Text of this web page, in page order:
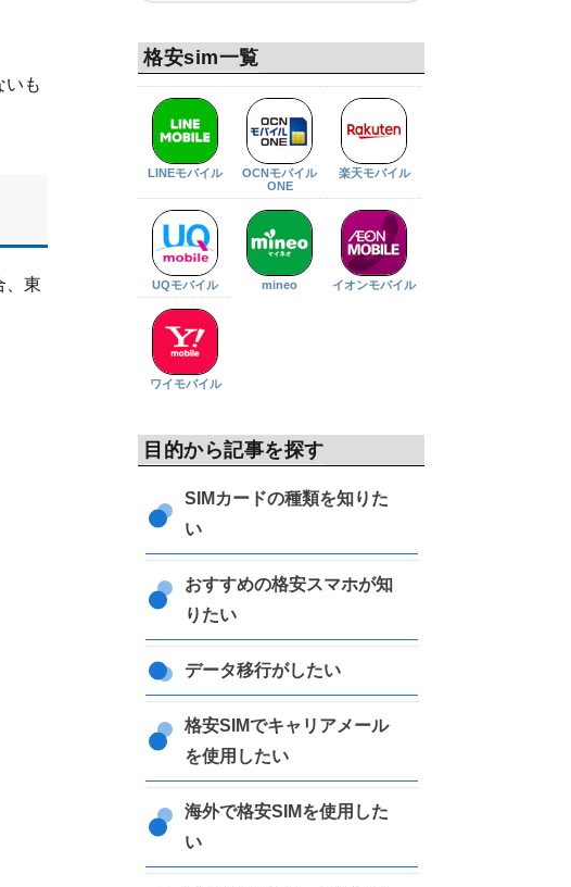
いも
、東
格安sim一覧
LINEモバイル
OCNモバイル
ONE
楽天モバイル
UQモバイル mineo イオンモバイル
ワイモバイル
目的から記事を探す
SIMカードの種類を知りた
い
おすすめの格安スマホが知
りたい
データ移行がしたい
格安SIMでキャリアメール
を使用したい
海外で格安SIMを使用した
い